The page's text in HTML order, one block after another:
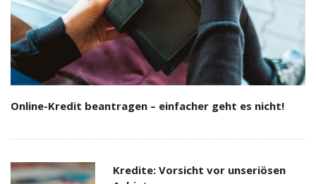
Online-Kredit beantragen – einfacher geht es nicht!
Kredite: Vorsicht vor unseriösen